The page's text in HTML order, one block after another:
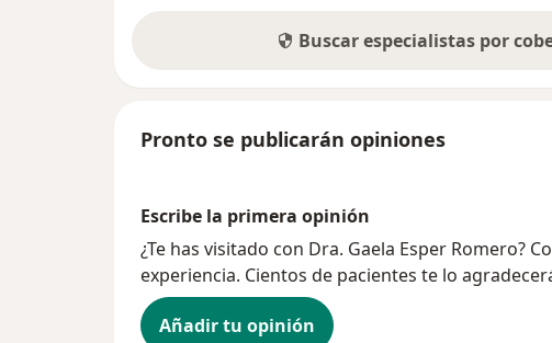
Buscar especialistas por
Pronto se publicarán opiniones
Escribe la primera opinión
¿Te has visitado con Dra. Gaela Esper Romero?
experiencia. Cientos de pacientes te lo
Añadir tu opinión